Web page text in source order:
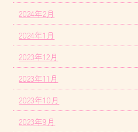
2024年2月
2024年1月
2023年12月
2023年11月
2023年10月
2023年9月